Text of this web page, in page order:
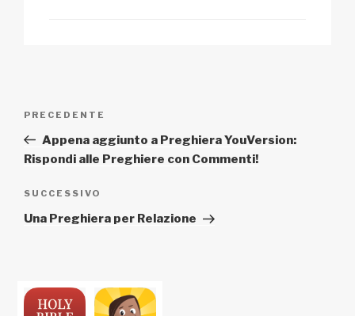
Articolo
precedente:
PRECEDENTE
Appena aggiunto a Preghiera YouVersion:
Rispondi alle Preghiere con Commenti!
Articolo
successivo
SUCCESSIVO
Una Preghiera per Relazione